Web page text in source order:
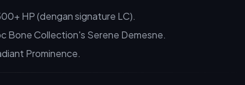
HP (dengan signature LC).
Bone Collection's Serene Demesne.
Prominence.